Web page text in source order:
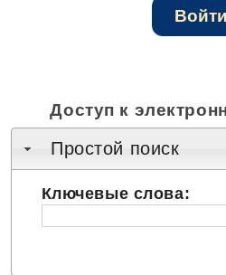
Доступ к
Простой поиск
Ключевые слова: